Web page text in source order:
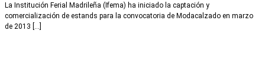
La Institución Ferial Madrileña (Ifema) ha iniciado la captación y
comercialización de estands para la convocatoria de Modacalzado en marzo
de 2013 […]